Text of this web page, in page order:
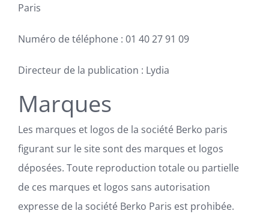
Paris
Numéro de téléphone : 01 40 27 91 09
Directeur de la publication : Lydia
Marques
Les marques et logos de la société Berko paris
figurant sur le site sont des marques et logos
déposées. Toute reproduction totale ou partielle
de ces marques et logos sans autorisation
expresse de la société Berko Paris est prohibée.